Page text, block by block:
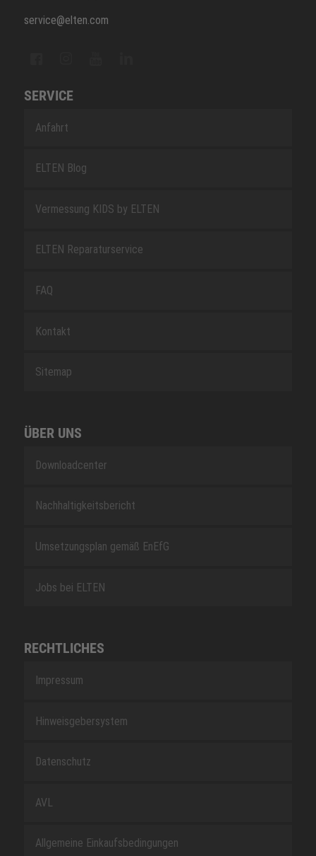
service@elten.com
SERVICE
Anfahrt
ELTEN Blog
Vermessung KIDS by ELTEN
ELTEN Reparaturservice
FAQ
Kontakt
Sitemap
ÜBER UNS
Downloadcenter
Nachhaltigkeitsbericht
Umsetzungsplan gemäß EnEfG
Jobs bei ELTEN
RECHTLICHES
Impressum
Hinweisgebersystem
Datenschutz
AVL
Allgemeine Einkaufsbedingungen